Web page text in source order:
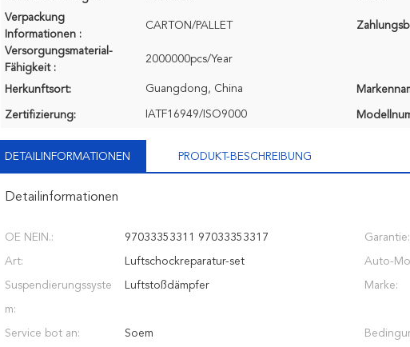
Verpackung
Informationen :
CARTON/PALLET
Versorgungsmaterial-
Fähigkeit :
2000000pcs/Year
Herkunftsort: Guangdong, China
Zertifizierung: IATF16949/ISO9000
DETAILINFORMATIONEN PRODUKT-BESCHREIBUNG
Detailinformationen
OE NEIN.: 97033353311 97033353317 Garantie:
Art: Luftschockreparatur-set Auto-
Suspendierungssyste
m:
Luftstoßdämpfer Marke:
Service bot an: Soem